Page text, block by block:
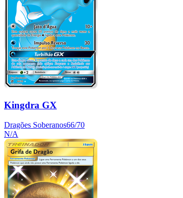
Kingdra GX
Dragões Soberanos66/70
N/A